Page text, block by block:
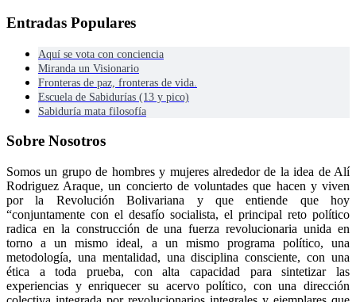
Entradas Populares
Aquí se vota con conciencia
Miranda un Visionario
Fronteras de paz, fronteras de vida.
Escuela de Sabidurías (13 y pico)
Sabiduría mata filosofía
Sobre Nosotros
Somos un grupo de hombres y mujeres alrededor de la idea de Alí
Rodriguez Araque, un concierto de voluntades que hacen y viven
por la Revolución Bolivariana y que entiende que hoy
“conjuntamente con el desafío socialista, el principal reto político
radica en la construcción de una fuerza revolucionaria unida en
torno a un mismo ideal, a un mismo programa político, una
metodología, una mentalidad, una disciplina consciente, con una
ética a toda prueba, con alta capacidad para sintetizar las
experiencias y enriquecer su acervo político, con una dirección